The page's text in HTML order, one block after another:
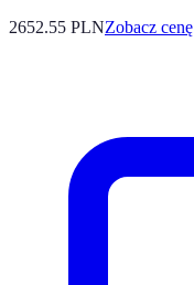
2652.55 PLNZobacz cenę